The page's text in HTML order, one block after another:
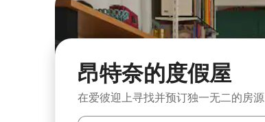
昂特奈的度假屋
在爱彼迎上寻找并预订独一无二的房源